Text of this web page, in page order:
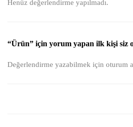
Henüz değerlendirme yapılmadı.
“Ürün” için yorum yapan ilk kişi siz
Değerlendirme yazabilmek için oturum